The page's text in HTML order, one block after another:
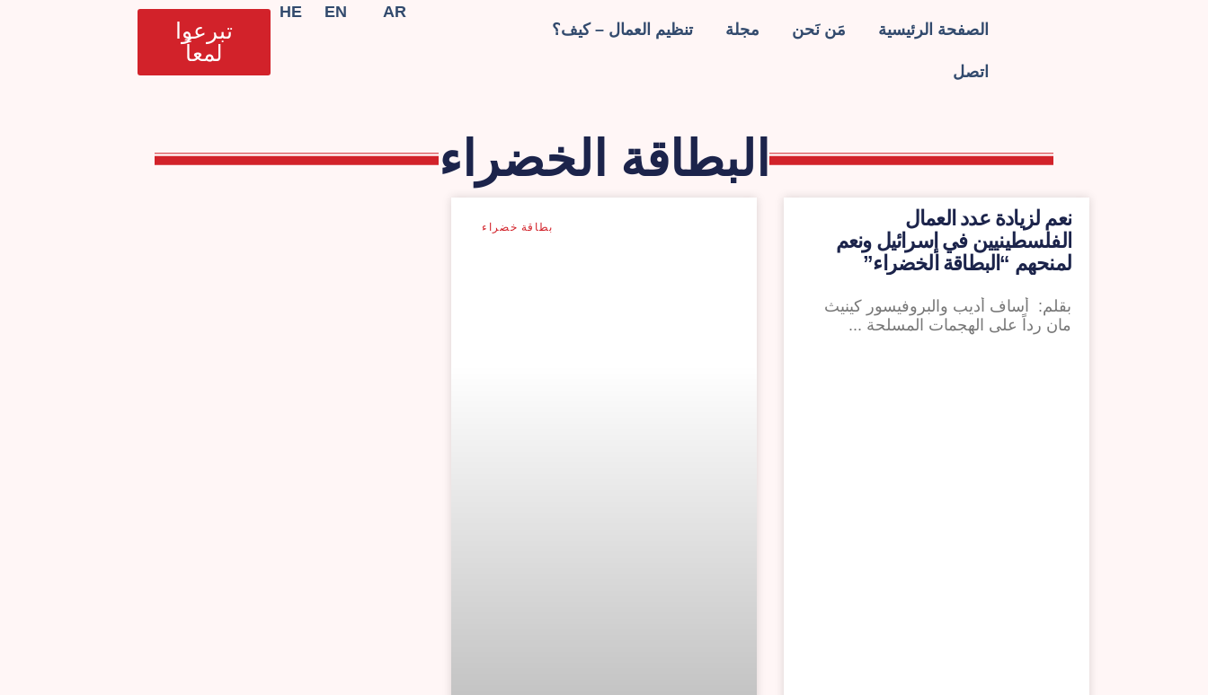
الصفحة الرئيسية مَن نَحن مجلة تنظيم العمال – كيف؟
اتصل
AR
EN
HE
تبرعوا
لمعاً
البطاقة الخضراء
نعم لزيادة عدد العمال
الفلسطينيين في إسرائيل ونعم
لمنحهم “البطاقة الخضراء”
بقلم: أساف أديب والبروفيسور كينيث
مان رداً على الهجمات المسلحة
بطاقة خضراء